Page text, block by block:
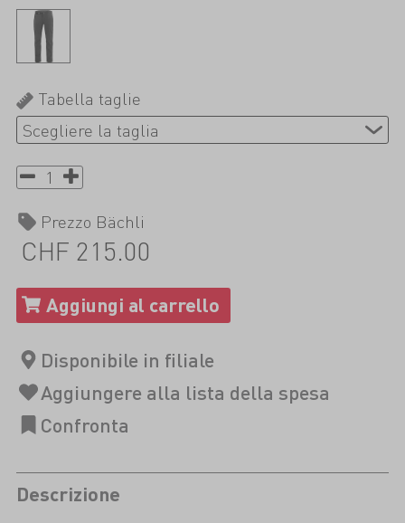
Tabella taglie
Prezzo Bächli
CHF 215.00
Descrizione